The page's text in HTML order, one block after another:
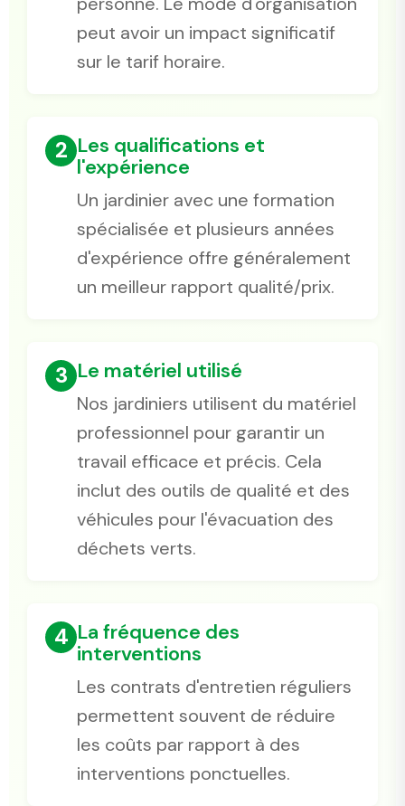
peut avoir un impact significatif
sur le tarif horaire.
2 Les qualifications et
l'expérience
Un jardinier avec une formation
spécialisée et plusieurs années
d'expérience offre généralement
un meilleur rapport qualité/prix.
3 Le matériel utilisé
Nos jardiniers utilisent du matériel
professionnel pour garantir un
travail efficace et précis. Cela
inclut des outils de qualité et des
véhicules pour l'évacuation des
déchets verts.
4 La fréquence des
interventions
Les contrats d'entretien réguliers
permettent souvent de réduire
les coûts par rapport à des
interventions ponctuelles.